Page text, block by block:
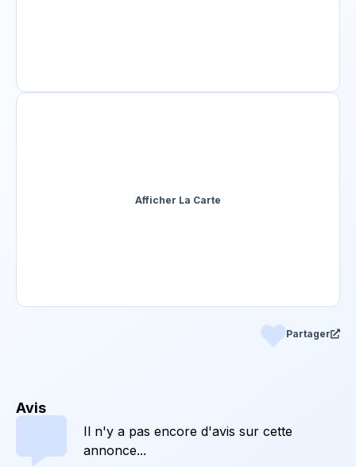
Afficher La Carte
Partager
Avis
Il n'y a pas encore d'avis sur cette
annonce...